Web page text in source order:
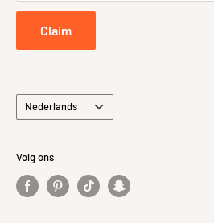
Privacybeleid
Claim
Taal
Nederlands
Volg ons